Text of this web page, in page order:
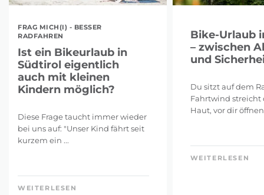
FRAG MICH(I) - BESSER
RADFAHREN
Ist ein Bikeurlaub in
Südtirol eigentlich
auch mit kleinen
Kindern möglich?
Diese Frage taucht immer wieder
bei uns auf: "Unser Kind fährt seit
kurzem ein ...
WEITERLESEN
Bike-Urlaub
– zwischen
und
Du sitzt auf dem
Fahrtwind streicht
Haut, vor dir öffnen
WEITERLESEN